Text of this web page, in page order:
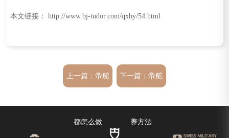
本文链接： http://www.bj-tudor.com/qxby/54.html
上一篇： 帝舵
都怎么做
下一篇：帝舵
养方法